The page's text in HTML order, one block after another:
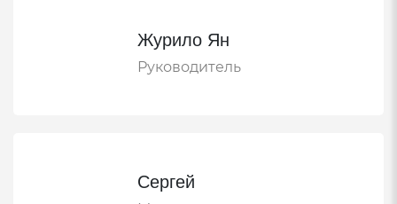
Журило Ян
Руководитель
Сергей